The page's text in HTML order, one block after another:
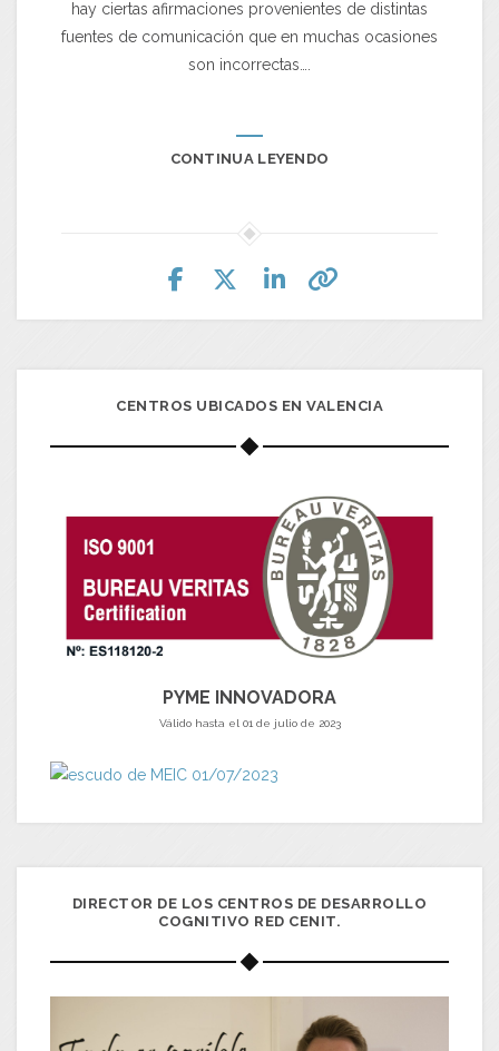
hay ciertas afirmaciones provenientes de distintas
fuentes de comunicación que en muchas ocasiones
son incorrectas….
CONTINUA LEYENDO
CENTROS UBICADOS EN VALENCIA
PYME INNOVADORA
Válido hasta el 01 de julio de 2023
DIRECTOR DE LOS CENTROS DE DESARROLLO
COGNITIVO RED CENIT.